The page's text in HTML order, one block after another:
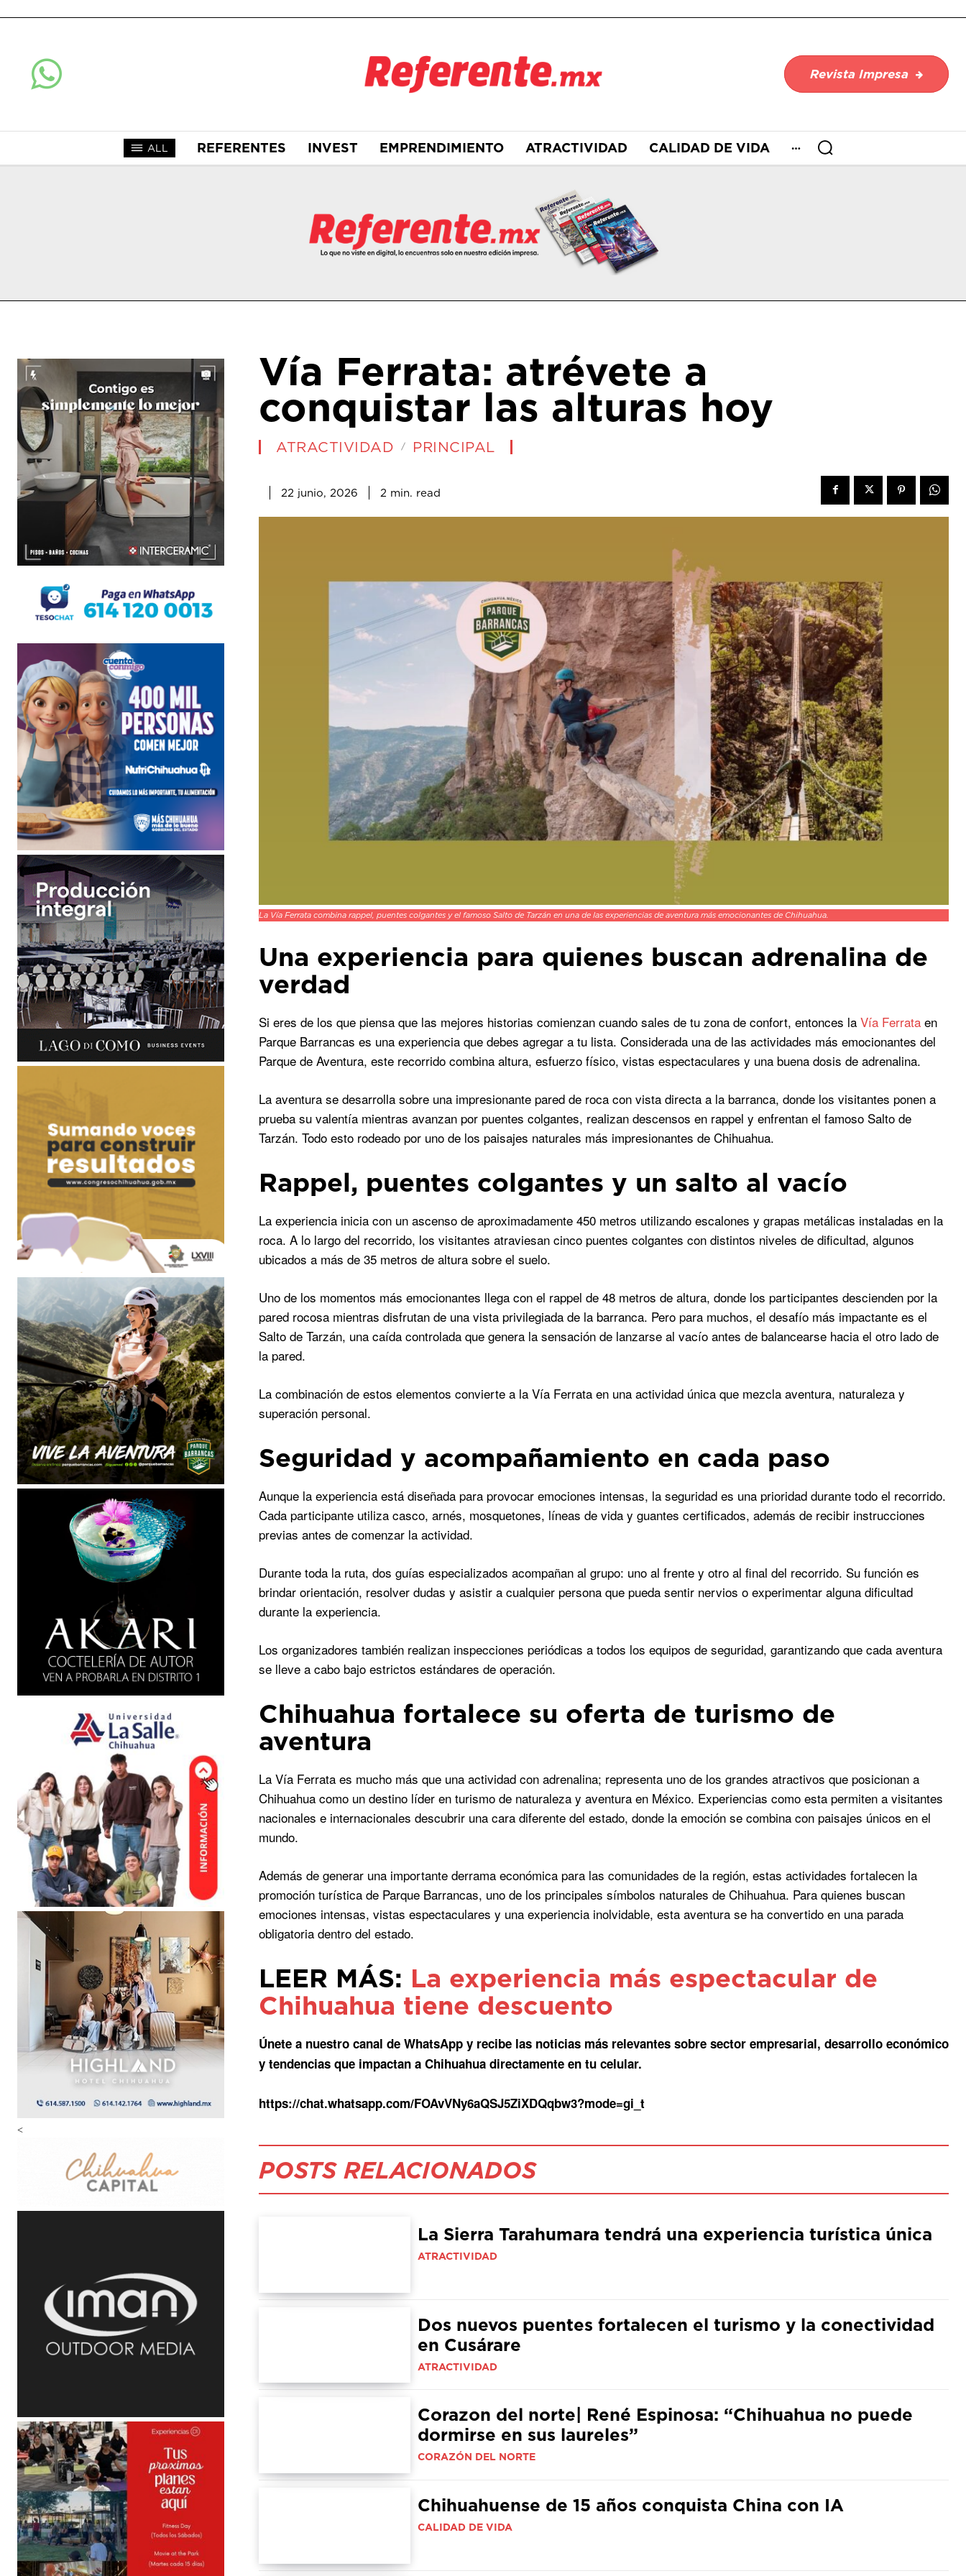
Revista Impresa
ALL REFERENTES INVEST EMPRENDIMIENTO ATRACTIVIDAD CALIDAD DE VIDA
<
Vía Ferrata: atrévete a
conquistar las alturas hoy
ATRACTIVIDAD PRINCIPAL
22 junio, 2026 2 min. read
La Vía Ferrata combina rappel, puentes colgantes y el famoso Salto de Tarzán en una de las experiencias de aventura más emocionantes de Chihuahua.
Una experiencia para quienes buscan adrenalina de
verdad
Si eres de los que piensa que las mejores historias comienzan cuando sales de tu zona de confort, entonces la Vía Ferrata en
Parque Barrancas es una experiencia que debes agregar a tu lista. Considerada una de las actividades más emocionantes del
Parque de Aventura, este recorrido combina altura, esfuerzo físico, vistas espectaculares y una buena dosis de adrenalina.
La aventura se desarrolla sobre una impresionante pared de roca con vista directa a la barranca, donde los visitantes ponen a
prueba su valentía mientras avanzan por puentes colgantes, realizan descensos en rappel y enfrentan el famoso Salto de
Tarzán. Todo esto rodeado por uno de los paisajes naturales más impresionantes de Chihuahua.
Rappel, puentes colgantes y un salto al vacío
La experiencia inicia con un ascenso de aproximadamente 450 metros utilizando escalones y grapas metálicas instaladas en la
roca. A lo largo del recorrido, los visitantes atraviesan cinco puentes colgantes con distintos niveles de dificultad, algunos
ubicados a más de 35 metros de altura sobre el suelo.
Uno de los momentos más emocionantes llega con el rappel de 48 metros de altura, donde los participantes descienden por la
pared rocosa mientras disfrutan de una vista privilegiada de la barranca. Pero para muchos, el desafío más impactante es el
Salto de Tarzán, una caída controlada que genera la sensación de lanzarse al vacío antes de balancearse hacia el otro lado de
la pared.
La combinación de estos elementos convierte a la Vía Ferrata en una actividad única que mezcla aventura, naturaleza y
superación personal.
Seguridad y acompañamiento en cada paso
Aunque la experiencia está diseñada para provocar emociones intensas, la seguridad es una prioridad durante todo el recorrido.
Cada participante utiliza casco, arnés, mosquetones, líneas de vida y guantes certificados, además de recibir instrucciones
previas antes de comenzar la actividad.
Durante toda la ruta, dos guías especializados acompañan al grupo: uno al frente y otro al final del recorrido. Su función es
brindar orientación, resolver dudas y asistir a cualquier persona que pueda sentir nervios o experimentar alguna dificultad
durante la experiencia.
Los organizadores también realizan inspecciones periódicas a todos los equipos de seguridad, garantizando que cada aventura
se lleve a cabo bajo estrictos estándares de operación.
Chihuahua fortalece su oferta de turismo de
aventura
La Vía Ferrata es mucho más que una actividad con adrenalina; representa uno de los grandes atractivos que posicionan a
Chihuahua como un destino líder en turismo de naturaleza y aventura en México. Experiencias como esta permiten a visitantes
nacionales e internacionales descubrir una cara diferente del estado, donde la emoción se combina con paisajes únicos en el
mundo.
Además de generar una importante derrama económica para las comunidades de la región, estas actividades fortalecen la
promoción turística de Parque Barrancas, uno de los principales símbolos naturales de Chihuahua. Para quienes buscan
emociones intensas, vistas espectaculares y una experiencia inolvidable, esta aventura se ha convertido en una parada
obligatoria dentro del estado.
LEER MÁS: La experiencia más espectacular de
Chihuahua tiene descuento
Únete a nuestro canal de WhatsApp y recibe las noticias más relevantes sobre sector empresarial, desarrollo económico
y tendencias que impactan a Chihuahua directamente en tu celular.
https://chat.whatsapp.com/FOAvVNy6aQSJ5ZiXDQqbw3?mode=gi_t
POSTS RELACIONADOS
La Sierra Tarahumara tendrá una experiencia turística única
ATRACTIVIDAD
Dos nuevos puentes fortalecen el turismo y la conectividad
en Cusárare
ATRACTIVIDAD
Corazon del norte| René Espinosa: “Chihuahua no puede
dormirse en sus laureles”
CORAZÓN DEL NORTE
Chihuahuense de 15 años conquista China con IA
CALIDAD DE VIDA